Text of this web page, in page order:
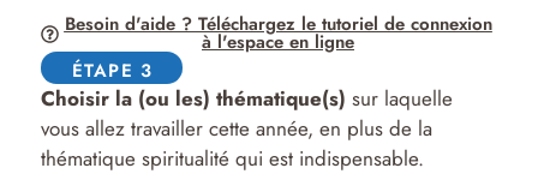
Besoin d'aide ? Téléchargez le tutoriel de connexion
à l'espace en ligne
ÉTAPE 3
Choisir la (ou les) thématique(s) sur laquelle
vous allez travailler cette année, en plus de la
thématique spiritualité qui est indispensable.